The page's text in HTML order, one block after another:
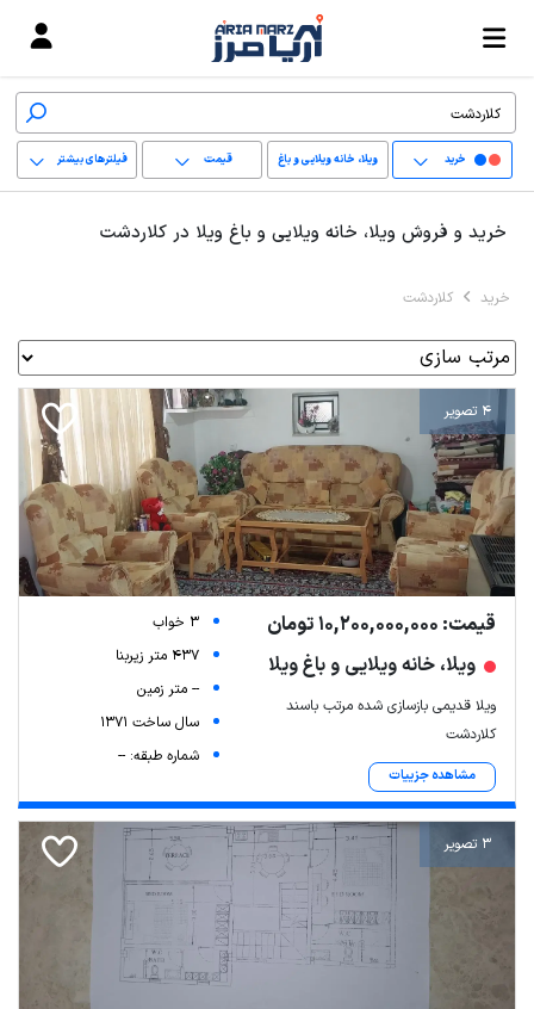
خرید ویلا، خانه ویلایی و باغ
ویلا
قیمت فیلترهای بیشتر
خرید و فروش ویلا، خانه ویلایی و باغ ویلا در کلاردشت
خرید کلاردشت
4 تصویر
قیمت: 10,200,000,000 تومان
ویلا، خانه ویلایی و باغ ویلا
ویلا قدیمی بازسازی شده مرتب باسند
کلاردشت
مشاهده جزییات
3 خواب
437 متر زیربنا
-- متر زمین
سال ساخت 1371
شماره طبقه: --
3 تصویر